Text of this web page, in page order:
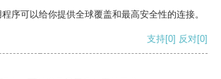
序可以给你提供全球覆盖和最高安全性的连接。
支持[0] 反对[0]